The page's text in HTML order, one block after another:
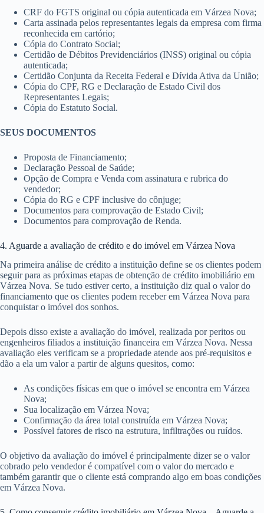
CRF do FGTS original ou cópia autenticada em Várzea Nova;
Carta assinada pelos representantes legais da empresa com firma
reconhecida em cartório;
Cópia do Contrato Social;
Certidão de Débitos Previdenciários (INSS) original ou cópia
autenticada;
Certidão Conjunta da Receita Federal e Dívida Ativa da União;
Cópia do CPF, RG e Declaração de Estado Civil dos
Representantes Legais;
Cópia do Estatuto Social.
SEUS DOCUMENTOS
Proposta de Financiamento;
Declaração Pessoal de Saúde;
Opção de Compra e Venda com assinatura e rubrica do
vendedor;
Cópia do RG e CPF inclusive do cônjuge;
Documentos para comprovação de Estado Civil;
Documentos para comprovação de Renda.
4. Aguarde a avaliação de crédito e do imóvel em Várzea Nova
Na primeira análise de crédito a instituição define se os clientes podem
seguir para as próximas etapas de obtenção de crédito imobiliário em
Várzea Nova. Se tudo estiver certo, a instituição diz qual o valor do
financiamento que os clientes podem receber em Várzea Nova para
conquistar o imóvel dos sonhos.
Depois disso existe a avaliação do imóvel, realizada por peritos ou
engenheiros filiados a instituição financeira em Várzea Nova. Nessa
avaliação eles verificam se a propriedade atende aos pré-requisitos e
dão a ela um valor a partir de alguns quesitos, como:
As condições físicas em que o imóvel se encontra em Várzea
Nova;
Sua localização em Várzea Nova;
Confirmação da área total construída em Várzea Nova;
Possível fatores de risco na estrutura, infiltrações ou ruídos.
O objetivo da avaliação do imóvel é principalmente dizer se o valor
cobrado pelo vendedor é compatível com o valor do mercado e
também garantir que o cliente está comprando algo em boas condições
em Várzea Nova.